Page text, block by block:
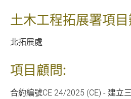
土木工程拓展署項
北拓展處
項目顧問:
合約編號CE 24/2025 (CE) - 建立